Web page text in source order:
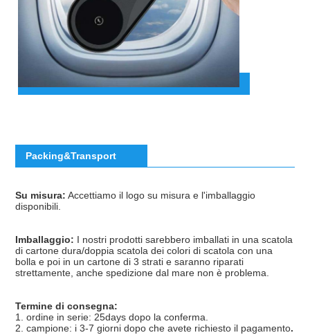
Packing&Transport
Su misura: Accettiamo il logo su misura e l'imballaggio
disponibili.
Imballaggio: I nostri prodotti sarebbero imballati in una scatola
di cartone dura/doppia scatola dei colori di scatola con una
bolla e poi in un cartone di 3 strati e saranno riparati
strettamente, anche spedizione dal mare non è problema.
Termine di consegna:
1. ordine in serie: 25days dopo la conferma.
2. campione: i 3-7 giorni dopo che avete richiesto il pagamento.